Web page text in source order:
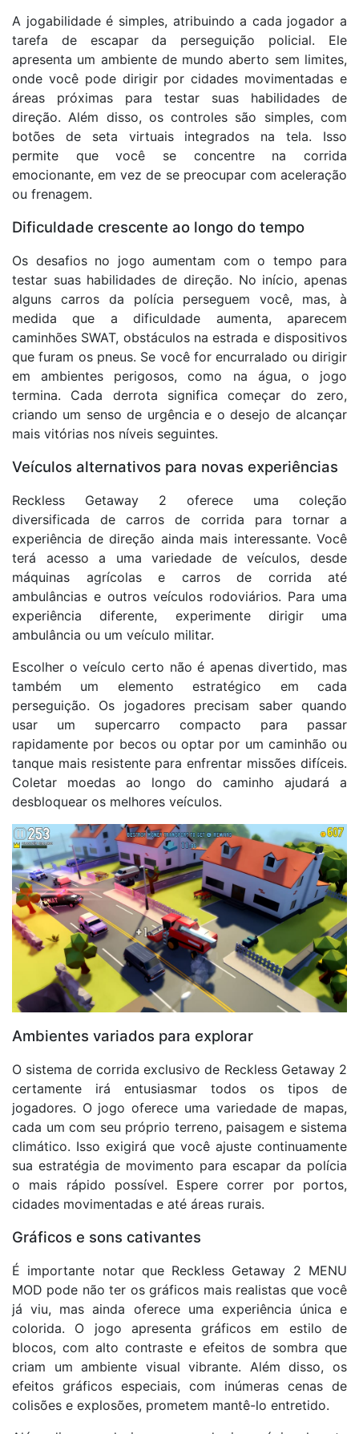
A jogabilidade é simples, atribuindo a cada jogador a
tarefa de escapar da perseguição policial. Ele
apresenta um ambiente de mundo aberto sem limites,
onde você pode dirigir por cidades movimentadas e
áreas próximas para testar suas habilidades de
direção. Além disso, os controles são simples, com
botões de seta virtuais integrados na tela. Isso
permite que você se concentre na corrida
emocionante, em vez de se preocupar com aceleração
ou frenagem.
Dificuldade crescente ao longo do tempo
Os desafios no jogo aumentam com o tempo para
testar suas habilidades de direção. No início, apenas
alguns carros da polícia perseguem você, mas, à
medida que a dificuldade aumenta, aparecem
caminhões SWAT, obstáculos na estrada e dispositivos
que furam os pneus. Se você for encurralado ou dirigir
em ambientes perigosos, como na água, o jogo
termina. Cada derrota significa começar do zero,
criando um senso de urgência e o desejo de alcançar
mais vitórias nos níveis seguintes.
Veículos alternativos para novas experiências
Reckless Getaway 2 oferece uma coleção
diversificada de carros de corrida para tornar a
experiência de direção ainda mais interessante. Você
terá acesso a uma variedade de veículos, desde
máquinas agrícolas e carros de corrida até
ambulâncias e outros veículos rodoviários. Para uma
experiência diferente, experimente dirigir uma
ambulância ou um veículo militar.
Escolher o veículo certo não é apenas divertido, mas
também um elemento estratégico em cada
perseguição. Os jogadores precisam saber quando
usar um supercarro compacto para passar
rapidamente por becos ou optar por um caminhão ou
tanque mais resistente para enfrentar missões difíceis.
Coletar moedas ao longo do caminho ajudará a
desbloquear os melhores veículos.
Ambientes variados para explorar
O sistema de corrida exclusivo de Reckless Getaway 2
certamente irá entusiasmar todos os tipos de
jogadores. O jogo oferece uma variedade de mapas,
cada um com seu próprio terreno, paisagem e sistema
climático. Isso exigirá que você ajuste continuamente
sua estratégia de movimento para escapar da polícia
o mais rápido possível. Espere correr por portos,
cidades movimentadas e até áreas rurais.
Gráficos e sons cativantes
É importante notar que Reckless Getaway 2 MENU
MOD pode não ter os gráficos mais realistas que você
já viu, mas ainda oferece uma experiência única e
colorida. O jogo apresenta gráficos em estilo de
blocos, com alto contraste e efeitos de sombra que
criam um ambiente visual vibrante. Além disso, os
efeitos gráficos especiais, com inúmeras cenas de
colisões e explosões, prometem mantê-lo entretido.